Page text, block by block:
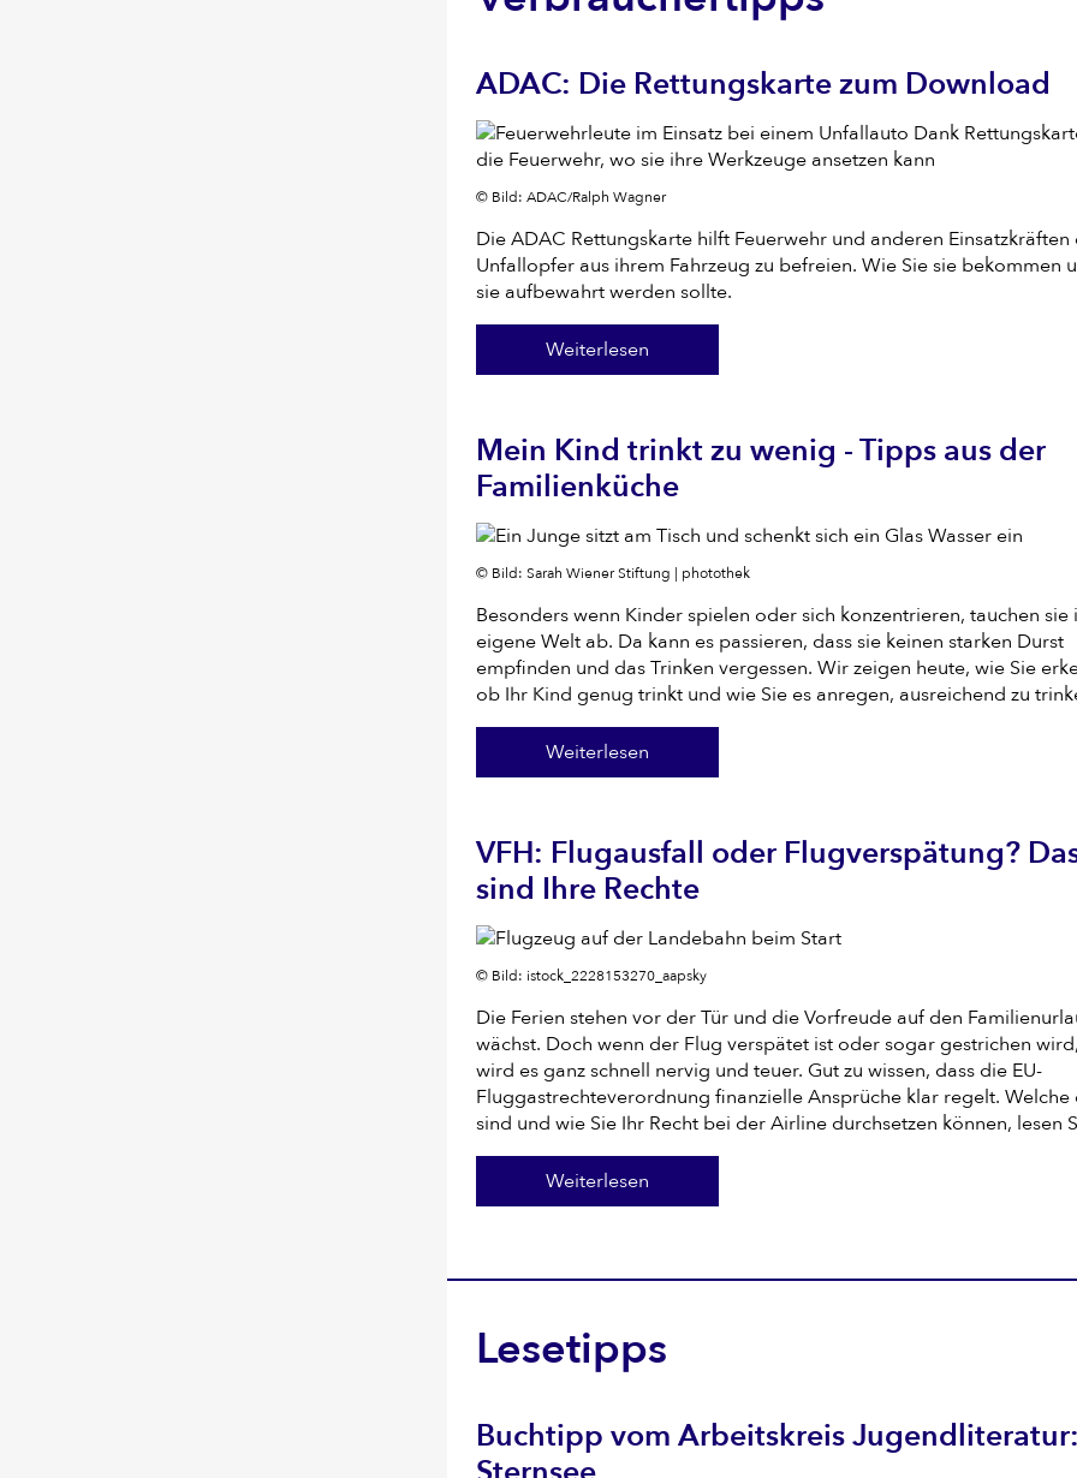
ADAC: Die Rettungskarte zum Download
© Bild: ADAC/Ralph Wagner
Die ADAC Rettungskarte hilft Feuerwehr und anderen Einsatzkräften
Unfallopfer aus ihrem Fahrzeug zu befreien. Wie Sie sie bekommen
sie aufbewahrt werden sollte.
Weiterlesen
Mein Kind trinkt zu wenig - Tipps aus der
Familienküche
© Bild: Sarah Wiener Stiftung | photothek
Besonders wenn Kinder spielen oder sich konzentrieren, tauchen sie
eigene Welt ab. Da kann es passieren, dass sie keinen starken Durst
empfinden und das Trinken vergessen. Wir zeigen heute, wie Sie
ob Ihr Kind genug trinkt und wie Sie es anregen, ausreichend zu
Weiterlesen
VFH: Flugausfall oder Flugverspätung?
sind Ihre Rechte
© Bild: istock_2228153270_aapsky
Die Ferien stehen vor der Tür und die Vorfreude auf den
wächst. Doch wenn der Flug verspätet ist oder sogar gestrichen
wird es ganz schnell nervig und teuer. Gut zu wissen, dass die EU-
Fluggastrechteverordnung finanzielle Ansprüche klar regelt. Welche
sind und wie Sie Ihr Recht bei der Airline durchsetzen können, lesen
Weiterlesen
Lesetipps
Buchtipp vom Arbeitskreis